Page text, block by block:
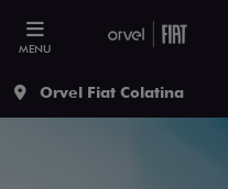
MENU
Orvel Fiat Colatina
ESTOU